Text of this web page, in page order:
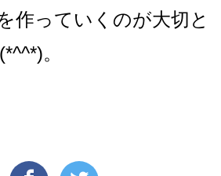
作っていくのが大切と
。